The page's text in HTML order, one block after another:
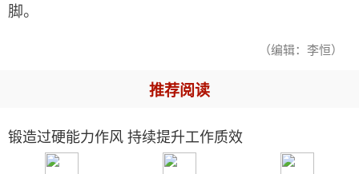
脚。
（编辑：李恒）
推荐阅读
锻造过硬能力作风 持续提升工作质效